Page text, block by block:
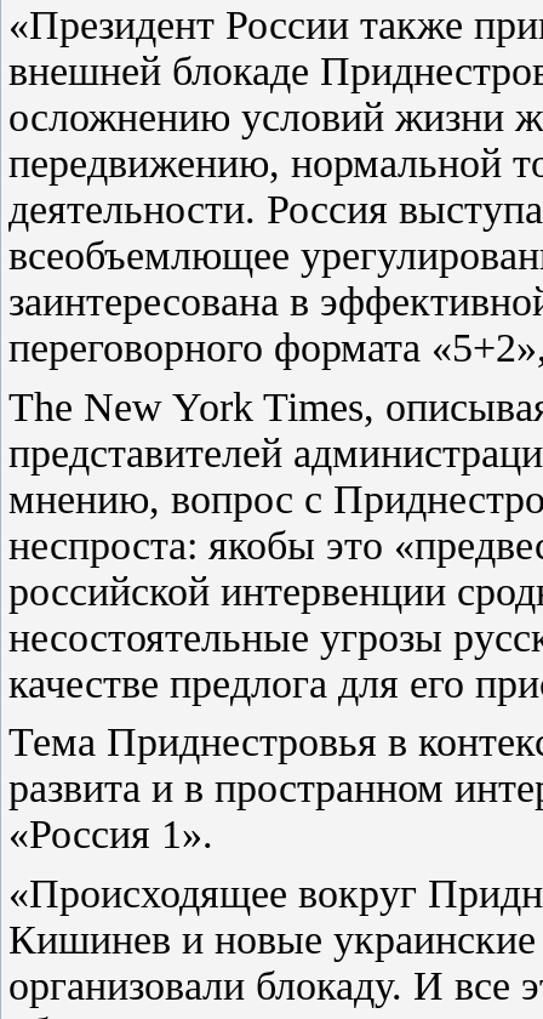
«Президент России также
внешней блокаде
осложнению условий жизни
передвижению, нормальной
деятельности. Россия
всеобъемлющее
заинтересована в
переговорного формата
The New York Times,
представителей
мнению, вопрос с
неспроста: якобы это
российской интервенции
несостоятельные угрозы
качестве предлога для его
Тема Приднестровья в
развита и в пространном
«Россия 1».
«Происходящее вокруг
Кишинев и новые украинские
организовали блокаду. И все